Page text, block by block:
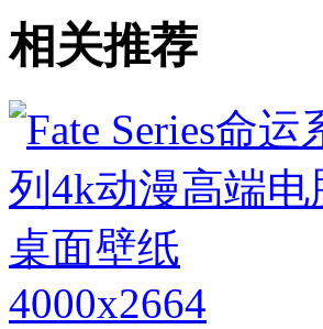
相关推荐
4000x2664